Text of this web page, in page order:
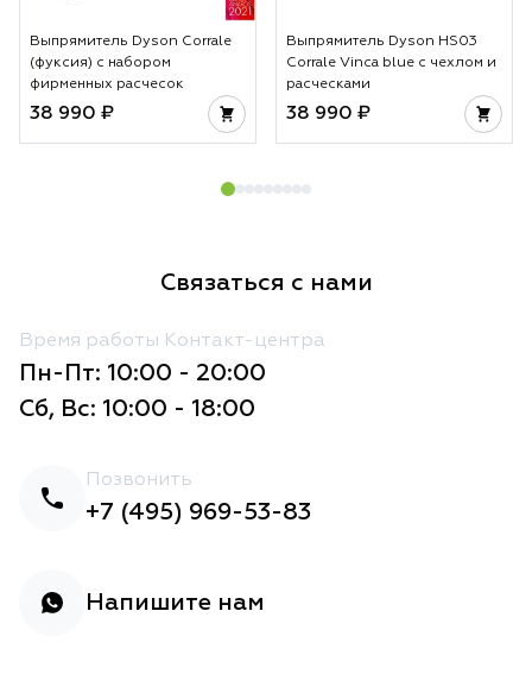
Выпрямитель Dyson Corrale
(фуксия) с набором
фирменных расчесок
38 990 ₽
Выпрямитель Dyson HS03
Corrale Vinca blue с чехлом и
расческами
38 990 ₽
Связаться с нами
Время работы Контакт-центра
Пн-Пт: 10:00 - 20:00
Сб, Вс: 10:00 - 18:00
Позвонить
+7 (495) 969-53-83
Напишите нам